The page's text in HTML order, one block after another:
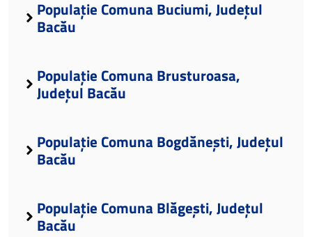
Populație Comuna Buciumi, Județul
Bacău
Populație Comuna Brusturoasa,
Județul Bacău
Populație Comuna Bogdănești, Județul
Bacău
Populație Comuna Blăgești, Județul
Bacău